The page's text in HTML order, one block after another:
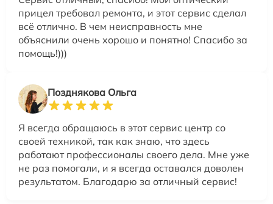
прицел требовал ремонта, и этот сервис сделал
всё отлично. В чем неисправность мне
объяснили очень хорошо и понятно! Спасибо за
помощь!)))
Позднякова Ольга
Я всегда обращаюсь в этот сервис центр со
своей техникой, так как знаю, что здесь
работают профессионалы своего дела. Мне уже
не раз помогали, и я всегда оставался доволен
результатом. Благодарю за отличный сервис!